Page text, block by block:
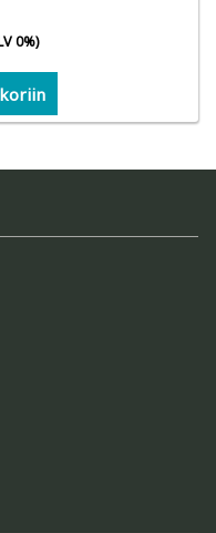
ja puun
ja ovitehtaille
0%)